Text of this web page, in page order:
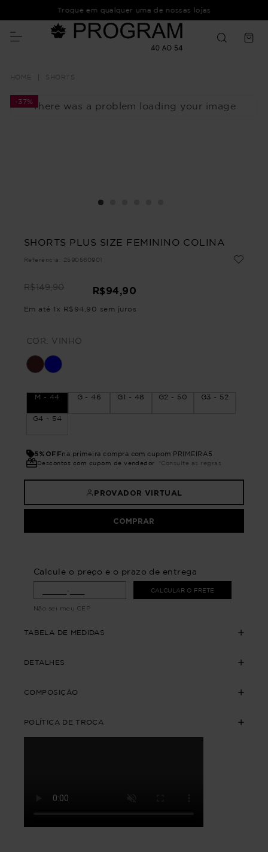
Troque em qualquer uma de nossas lojas
SHORTS
There was a problem loading your image
-37%
SHORTS PLUS SIZE FEMININO COLINA
Referência : 2590560901
R$149,90 R$94,90
Em até 1 x R$ 94 90 sem juros
COR: VINHO
M - 44 G - 46 G1 - 48 G2 - 50 G3 - 52
G4 - 54
5%OFFna primeira compra com cupom PRIMEIRA5
Descontos com cupom de vendedor *Consulte as regras
PROVADOR VIRTUAL
COMPRAR
Calcule o preço e o prazo de entrega
CALCULAR O FRETE
Não sei meu CEP
TABELA DE MEDIDAS
DETALHES
COMPOSIÇÃO
POLÍTICA DE TROCA